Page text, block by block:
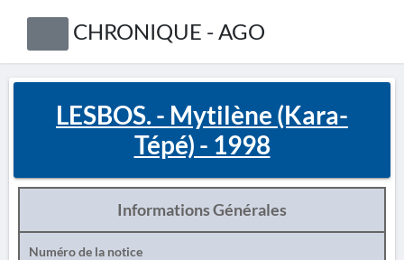
CHRONIQUE - AGO
LESBOS. - Mytilène (Kara-
Tépé) - 1998
Informations Générales
Numéro de la notice